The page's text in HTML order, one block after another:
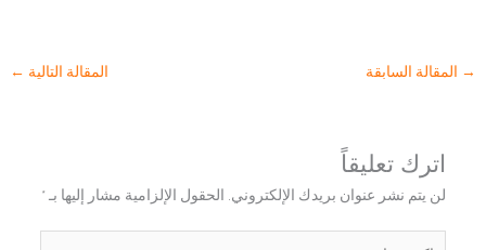
→ المقالة السابقة المقالة التالية ←
اترك تعليقاً
لن يتم نشر عنوان بريدك الإلكتروني. الحقول الإلزامية مشار إليها بـ *